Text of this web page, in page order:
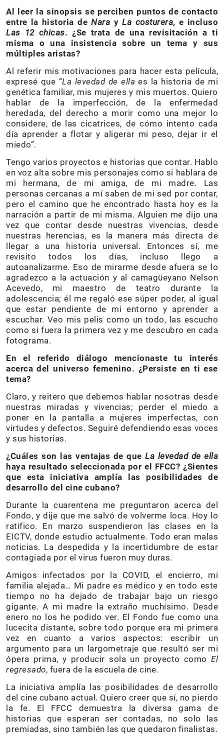
Al leer la sinopsis se perciben puntos de contacto
entre la historia deNara yLa costurera, e incluso
Las 12 chicas. ¿Se trata de una revisitación a ti
misma o una insistencia sobre un tema y sus
múltiples aristas?
Al referir mis motivaciones para hacer esta película,
expresé que “La levedad de ella es la historia de mi
genética familiar, mis mujeres y mis muertos. Quiero
hablar de la imperfección, de la enfermedad
heredada, del derecho a morir como una mejor lo
considere, de las cicatrices, de cómo intento cada
día aprender a flotar y aligerar mi peso, dejar ir el
miedo”.
Tengo varios proyectos e historias que contar. Hablo
en voz alta sobre mis personajes como si hablara de
mi hermana, de mi amiga, de mi madre. Las
personas cercanas a mí saben de mi sed por contar,
pero el camino que he encontrado hasta hoy es la
narración a partir de mi misma. Alguien me dijo una
vez que contar desde nuestras vivencias, desde
nuestras herencias, es la manera más directa de
llegar a una historia universal. Entonces sí, me
revisito todos los días, incluso llego a
autoanalizarme. Eso de mirarme desde afuera se lo
agradezco a la actuación y al camagüeyano Nelson
Acevedo, mi maestro de teatro durante la
adolescencia; él me regaló ese súper poder, al igual
que estar pendiente de mi entorno y aprender a
escuchar. Veo mis pelis como un todo, las escucho
como si fuera la primera vez y me descubro en cada
fotograma.
En el referido diálogo mencionaste tu interés
acerca del universo femenino. ¿Persiste en ti ese
tema?
Claro, y reitero que debemos hablar nosotras desde
nuestras miradas y vivencias; perder el miedo a
poner en la pantalla a mujeres imperfectas, con
virtudes y defectos. Seguiré defendiendo esas voces
y sus historias.
¿Cuáles son las ventajas de que La levedad de ella
haya resultado seleccionada por el FFCC? ¿Sientes
que esta iniciativa amplía las posibilidades de
desarrollo del cine cubano?
Durante la cuarentena me preguntaron acerca del
Fondo, y dije que me salvó de volverme loca. Hoy lo
ratifico. En marzo suspendieron las clases en la
EICTV, donde estudio actualmente. Todo eran malas
noticias. La despedida y la incertidumbre de estar
contagiada por el virus fueron muy duras.
Amigos infectados por la COVID, el encierro, mi
familia alejada… Mi padre es médico y en todo este
tiempo no ha dejado de trabajar bajo un riesgo
gigante. A mi madre la extraño muchísimo. Desde
enero no los he podido ver. El Fondo fue como una
lucecita distante, sobre todo porque era mi primera
vez en cuanto a varios aspectos: escribir un
argumento para un largometraje que resultó ser mi
ópera prima, y producir sola un proyecto como El
regresado, fuera de la escuela de cine.
La iniciativa amplía las posibilidades de desarrollo
del cine cubano actual. Quiero creer que sí, no pierdo
la fe. El FFCC demuestra la diversa gama de
historias que esperan ser contadas, no solo las
premiadas, sino también las que quedaron finalistas.